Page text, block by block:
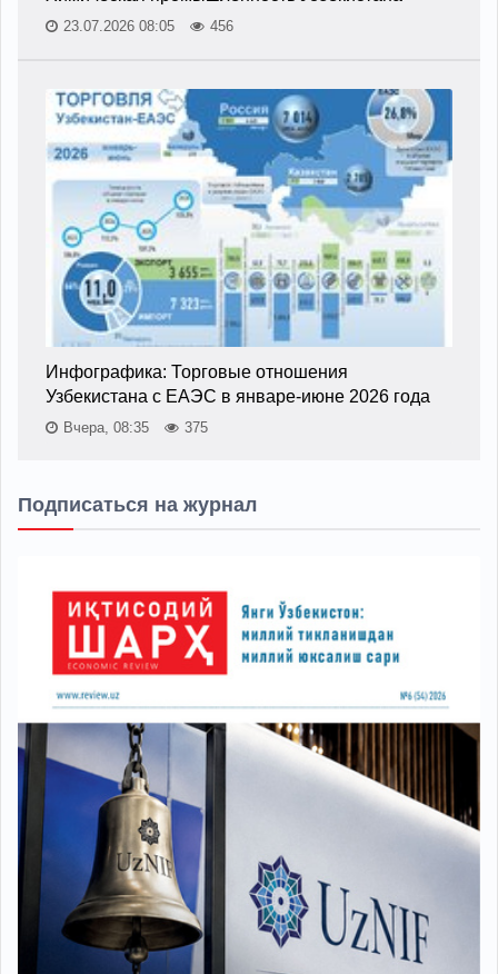
23.07.2026 08:05 456
Инфографика: Торговые отношения
Узбекистана с ЕАЭС в январе-июне 2026 года
Вчера, 08:35 375
Подписаться на журнал